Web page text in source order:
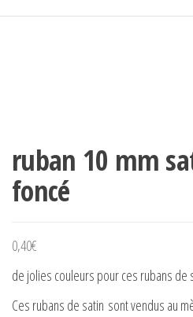
ruban 10 mm
foncé
0,40€
de jolies couleurs pour ces rubans de
Ces rubans de satin sont vendus au